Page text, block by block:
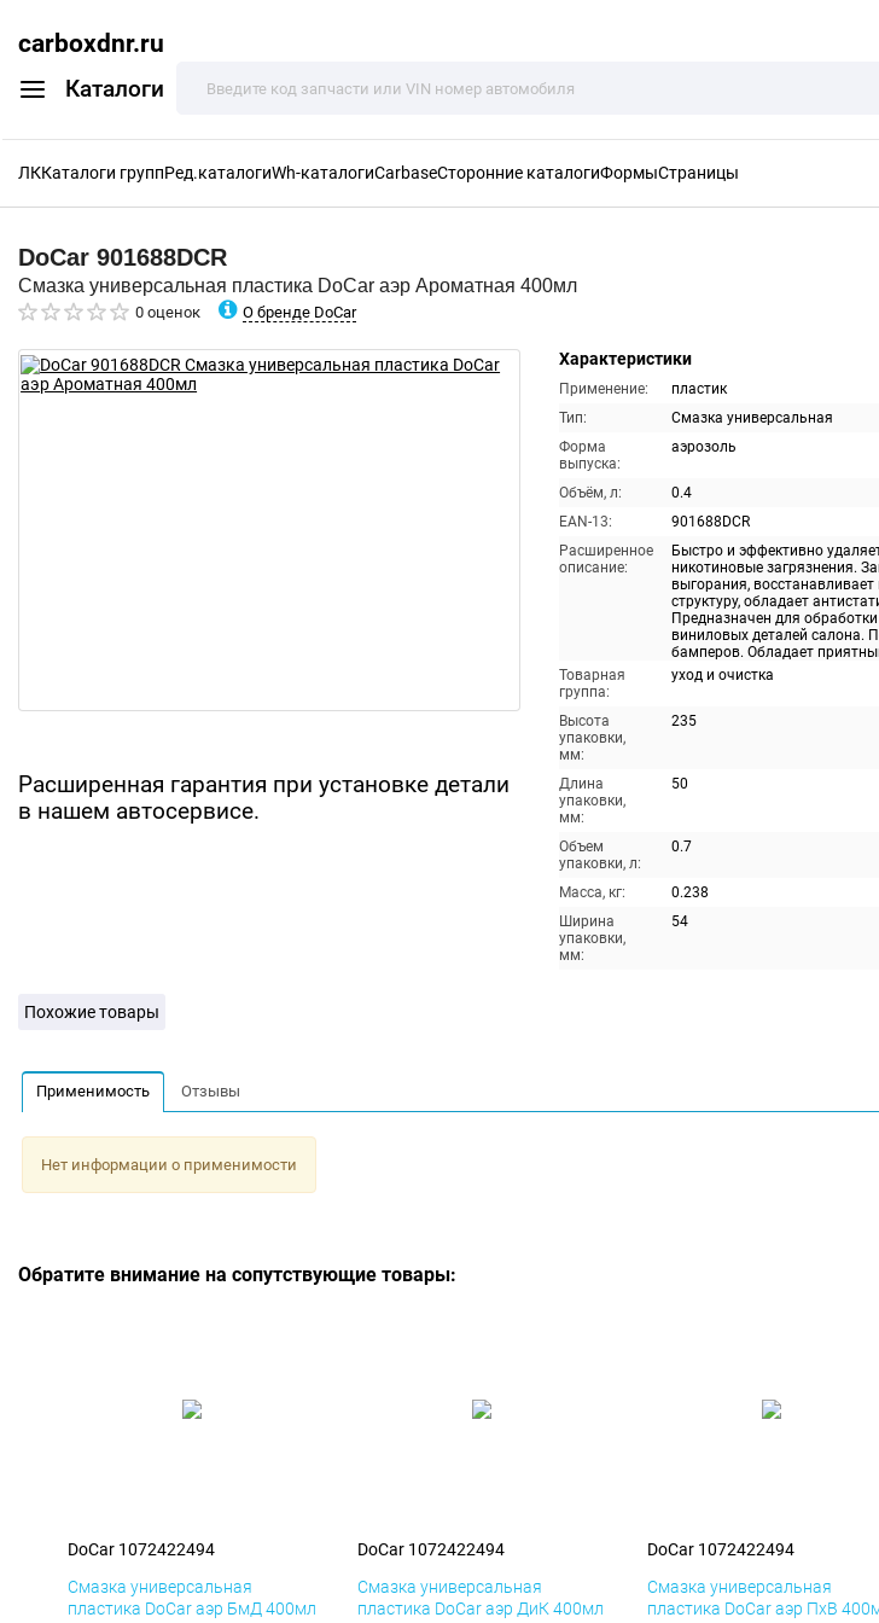
carboxdnr.ru
Каталоги
ЛККаталоги группРед.каталогиWh-каталогиCarbaseСторонние каталогиФормыСтраницы
DoCar 901688DCR
Смазка универсальная пластика DoCar аэр Ароматная 400мл
0 оценок О бренде DoCar
Расширенная гарантия при установке детали
в нашем автосервисе.
Характеристики
Применение:
пластик
Тип:
Смазка универсальная
Форма
выпуска:
аэрозоль
Объём, л:
0.4
EAN-13:
901688DCR
Расширенное
описание:
Быстро и эффективно
никотиновые загрязнения.
выгорания,
структуру, обладает
Предназначен для
виниловых деталей салона.
бамперов. Обладает
Товарная
группа:
уход и очистка
Высота
упаковки,
мм:
235
Длина
упаковки,
мм:
50
Объем
упаковки, л:
0.7
Масса, кг:
0.238
Ширина
упаковки,
мм:
54
Похожие товары
Применимость Отзывы
Нет информации о применимости
Обратите внимание на сопутствующие товары:
DoCar 1072422494
Смазка универсальная
пластика DoCar аэр БмД 400мл
DoCar 1072422494
Смазка универсальная
пластика DoCar аэр ДиК 400мл
DoCar 1072422494
Смазка универсальная
пластика DoCar аэр ПхВ